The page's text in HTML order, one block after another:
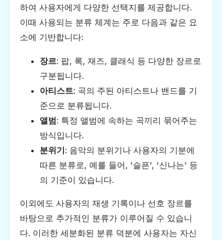
하여 사용자에게 다양한 선택지를 제공합니다.
이때 사용되는 분류 체계는 주로 다음과 같은 요
소에 기반합니다:
장르: 팝, 록, 재즈, 클래식 등 다양한 장르로
구분됩니다.
아티스트: 곡의 주된 아티스트나 밴드를 기
준으로 분류됩니다.
앨범: 특정 앨범에 속하는 곡끼리 묶어주는
방식입니다.
분위기: 음악의 분위기나 사용자의 기분에
따른 분류로, 예를 들어, '슬픈', '신나는' 등
의 기준이 있습니다.
이외에도 사용자의 재생 기록이나 선호 장르를
바탕으로 추가적인 분류가 이루어질 수 있습니
다. 이러한 세분화된 분류 덕분에 사용자는 자신